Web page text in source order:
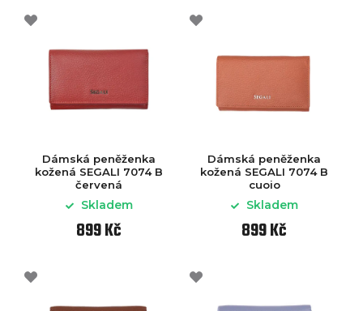
Dámská peněženka
kožená SEGALI 7074 B
červená
Skladem
899 Kč
Dámská peněženka
kožená SEGALI 7074 B
cuoio
Skladem
899 Kč